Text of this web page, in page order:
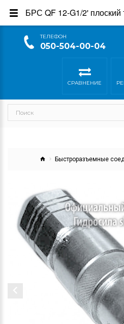
ТEЛЕФОН
050-504-00-04
СРАВНЕНИЕ
Быстроразъемные